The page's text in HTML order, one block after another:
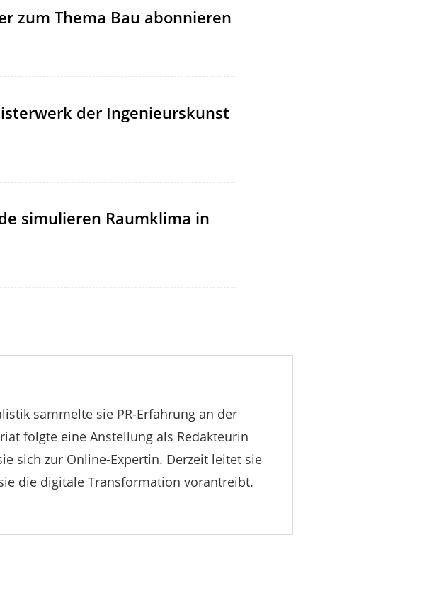
zum Thema Bau abonnieren
der Ingenieurskunst
simulieren Raumklima in
sammelte sie PR-Erfahrung an der
folgte eine Anstellung als Redakteurin
sich zur Online-Expertin. Derzeit leitet sie
die digitale Transformation vorantreibt.